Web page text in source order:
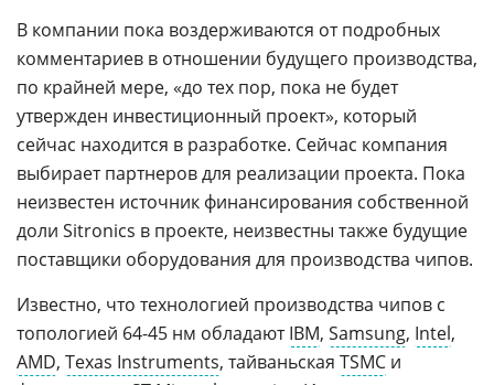
В компании пока воздерживаются от подробных
комментариев в отношении будущего производства,
по крайней мере, «до тех пор, пока не будет
утвержден инвестиционный проект», который
сейчас находится в разработке. Сейчас компания
выбирает партнеров для реализации проекта. Пока
неизвестен источник финансирования собственной
доли Sitronics в проекте, неизвестны также будущие
поставщики оборудования для производства чипов.
Известно, что технологией производства чипов с
топологией 64-45 нм обладаютIBM, Samsung, Intel,
AMD, Texas Instruments, тайваньская TSMC и